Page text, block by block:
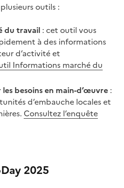
outils :
du travail : cet outil vous
à des informations
d’activité et
Informations marché du
besoins en main-d’œuvre :
d’embauche locales et
Consultez l’enquête
2025